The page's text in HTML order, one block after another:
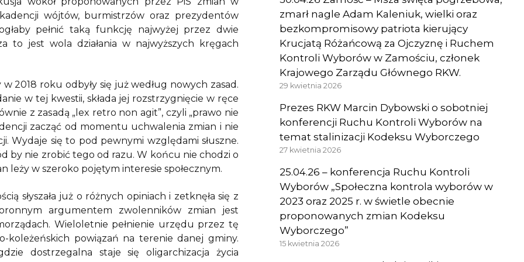
wójtów, burmistrzów oraz prezydentów
pełnić taką funkcję najwyżej przez dwie
jest wola działania w najwyższych kręgach
2018 roku odbyły się już według nowych zasad.
w tej kwestii, składa jej rozstrzygnięcie w ręce
z zasadą „lex retro non agit”, czyli „prawo nie
zacząć od momentu uchwalenia zmian i nie
Wydaje się to pod pewnymi względami słuszne.
by nie zrobić tego od razu. W końcu nie chodzi o
w szeroko pojętym interesie społecznym.
słyszała już o różnych opiniach i zetknęła się z
argumentem zwolenników zmian jest
Wieloletnie pełnienie urzędu przez tę
koleżeńskich powiązań na terenie danej gminy.
dostrzegalna staje się oligarchizacja życia
zmarł nagle Adam Kaleniuk, wielki oraz
bezkompromisowy patriota kierujący
Krucjatą Różańcową za Ojczyznę i Ruchem
Kontroli Wyborów w Zamościu, członek
Krajowego Zarządu Głównego RKW.
29 kwietnia 2026
Prezes RKW Marcin Dybowski o sobotniej
konferencji Ruchu Kontroli Wyborów na
temat stalinizacji Kodeksu Wyborczego
27 kwietnia 2026
25.04.26 – konferencja Ruchu Kontroli
Wyborów „Społeczna kontrola wyborów w
2023 oraz 2025 r. w świetle obecnie
proponowanych zmian Kodeksu
Wyborczego”
15 kwietnia 2026